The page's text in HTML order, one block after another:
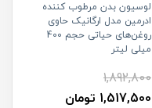
لوسیون بدن مرطوب کننده
ادرمین مدل ارگانیک حاوی
روغن‌های حیاتی حجم 400
میلی لیتر
1,892,800
1,517,500 تومان